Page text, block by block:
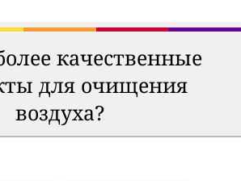
качественные
для очищения
воздуха?